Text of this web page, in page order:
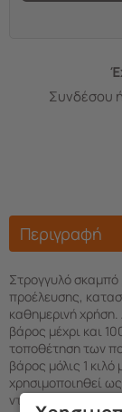
Συνδέσου
Περιγραφή
Στρογγυλό σκαμπό
προέλευσης,
καθημερινή
βάρος μέχρι και
τοποθέτηση των
βάρος μόλις 1
χρησιμοποιηθεί
ντουζιέρα ιδίως